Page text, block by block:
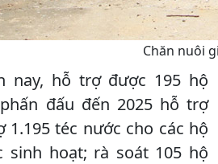
Chăn nuôi
nay, hỗ trợ được 195 hộ
đấu đến 2025 hỗ trợ
1.195 téc nước cho các hộ
sinh hoạt; rà soát 105 hộ